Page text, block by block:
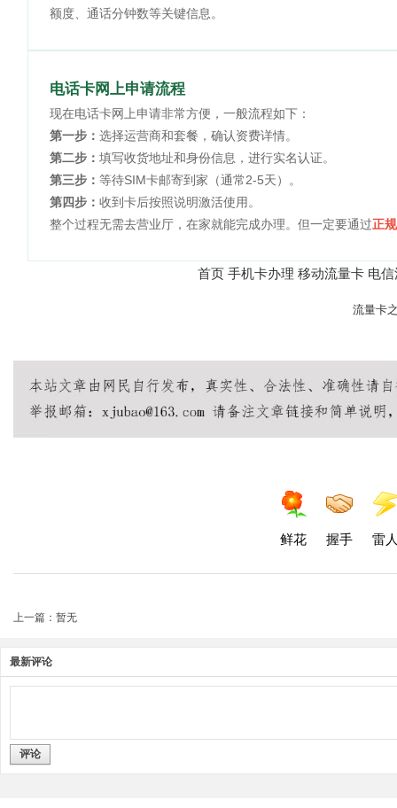
额度、通话分钟数等关键信息。
电话卡网上申请流程
现在电话卡网上申请非常方便，一般流程如下：
第一步： 选择运营商和套餐，确认资费详情。
第二步： 填写收货地址和身份信息，进行实名认证。
第三步： 等待SIM卡邮寄到家（通常2-5天）。
第四步： 收到卡后按照说明激活使用。
整个过程无需去营业厅，在家就能完成办理。但一定要通过正
首页 手机卡办理 移动流量卡 电
流量卡
鲜花 握手 雷
上一篇：暂无
最新评论
评论